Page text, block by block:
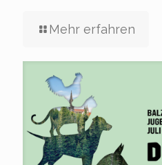
Mehr erfahren